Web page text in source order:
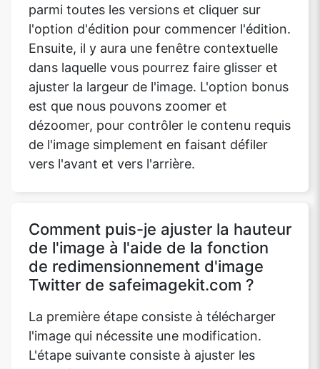
parmi toutes les versions et cliquer sur
l'option d'édition pour commencer l'édition.
Ensuite, il y aura une fenêtre contextuelle
dans laquelle vous pourrez faire glisser et
ajuster la largeur de l'image. L'option bonus
est que nous pouvons zoomer et
dézoomer, pour contrôler le contenu requis
de l'image simplement en faisant défiler
vers l'avant et vers l'arrière.
Comment puis-je ajuster la hauteur
de l'image à l'aide de la fonction
de redimensionnement d'image
Twitter de safeimagekit.com ?
La première étape consiste à télécharger
l'image qui nécessite une modification.
L'étape suivante consiste à ajuster les